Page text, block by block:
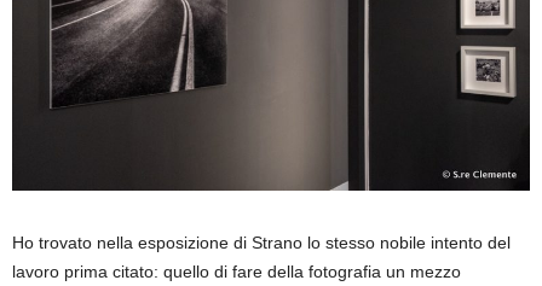
Ho trovato nella esposizione di Strano lo stesso nobile intento del
lavoro prima citato: quello di fare della fotografia un mezzo